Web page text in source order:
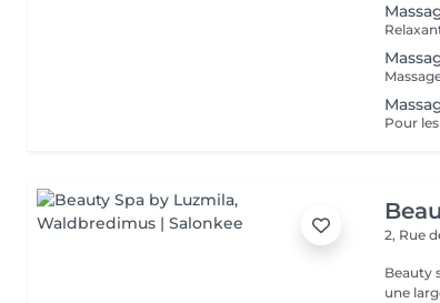
Pour
2, Rue
Beauty
une